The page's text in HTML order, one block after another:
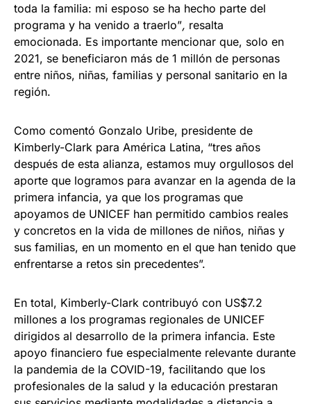
toda la familia: mi esposo se ha hecho parte del
programa y ha venido a traerlo”, resalta
emocionada. Es importante mencionar que, solo en
2021, se beneficiaron más de 1 millón de personas
entre niños, niñas, familias y personal sanitario en la
región.
Como comentó Gonzalo Uribe, presidente de
Kimberly-Clark para América Latina, “tres años
después de esta alianza, estamos muy orgullosos del
aporte que logramos para avanzar en la agenda de la
primera infancia, ya que los programas que
apoyamos de UNICEF han permitido cambios reales
y concretos en la vida de millones de niños, niñas y
sus familias, en un momento en el que han tenido que
enfrentarse a retos sin precedentes”.
En total, Kimberly-Clark contribuyó con US$7.2
millones a los programas regionales de UNICEF
dirigidos al desarrollo de la primera infancia. Este
apoyo financiero fue especialmente relevante durante
la pandemia de la COVID-19, facilitando que los
profesionales de la salud y la educación prestaran